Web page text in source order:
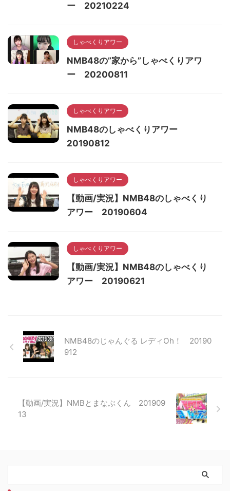
ー 20210224
しゃべくりアワー
NMB48の”家から”しゃべくりアワ
ー 20200811
しゃべくりアワー
NMB48のしゃべくりアワー
20190812
しゃべくりアワー
【動画/実況】NMB48のしゃべくり
アワー 20190604
しゃべくりアワー
【動画/実況】NMB48のしゃべくり
アワー 20190621
NMB48のじゃんぐる レディOh！ 20190
912
【動画/実況】NMBとまなぶくん 201909
13